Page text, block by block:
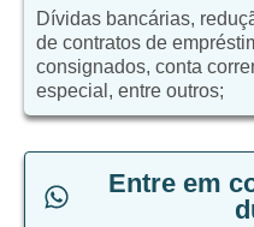
Dívidas bancárias,
de contratos de
consignados, conta
especial, entre outros;
Entre em